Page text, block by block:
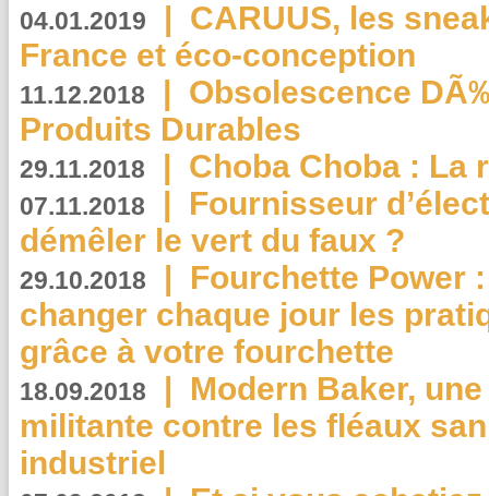
04.01.2019 | CARUUS, les
France et éco-conception
11.12.2018 | Obsolescence
Produits Durables
29.11.2018 | Choba Choba : La
07.11.2018 | Fournisseur
démêler le vert du faux ?
29.10.2018 | Fourchette Power
changer chaque jour les
grâce à votre fourchette
18.09.2018 | Modern Baker,
militante contre les fléaux
industriel